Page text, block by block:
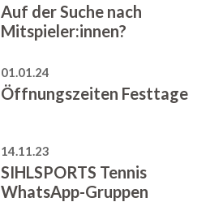
Auf der Suche nach
Mitspieler:innen?
01.01.24
Öffnungszeiten Festtage
14.11.23
SIHLSPORTS Tennis
WhatsApp-Gruppen